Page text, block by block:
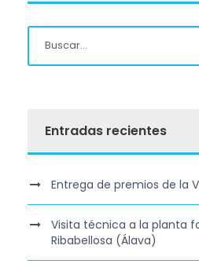
Entradas recientes
Entrega de premios de la
Visita técnica a la planta
Ribabellosa (Álava)